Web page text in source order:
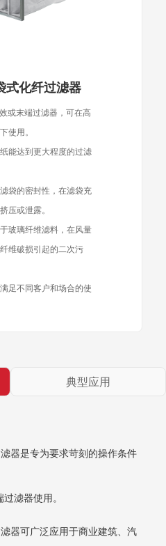
式化纤过滤器
或末端过滤器，可在高
使用。
能达到更大程度的过滤
袋的密封性，在滤袋充
压或泄露。
玻璃纤维滤料，在风量
维破损引起的二次污
足不同客户和场合的使
典型应用
器是专为要求苛刻的操作条件
滤器使用。
器可广泛应用于商业建筑、汽